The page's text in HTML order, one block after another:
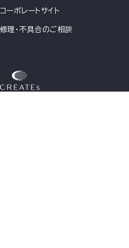
コーポレートサイト
修理・不具合のご相談